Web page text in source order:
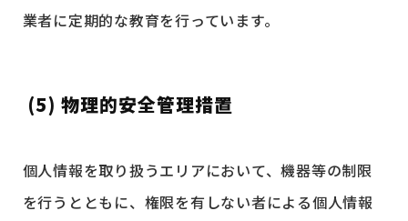
業者に定期的な教育を行っています。
(5) 物理的安全管理措置
個人情報を取り扱うエリアにおいて、機器等の制限
を行うとともに、権限を有しない者による個人情報